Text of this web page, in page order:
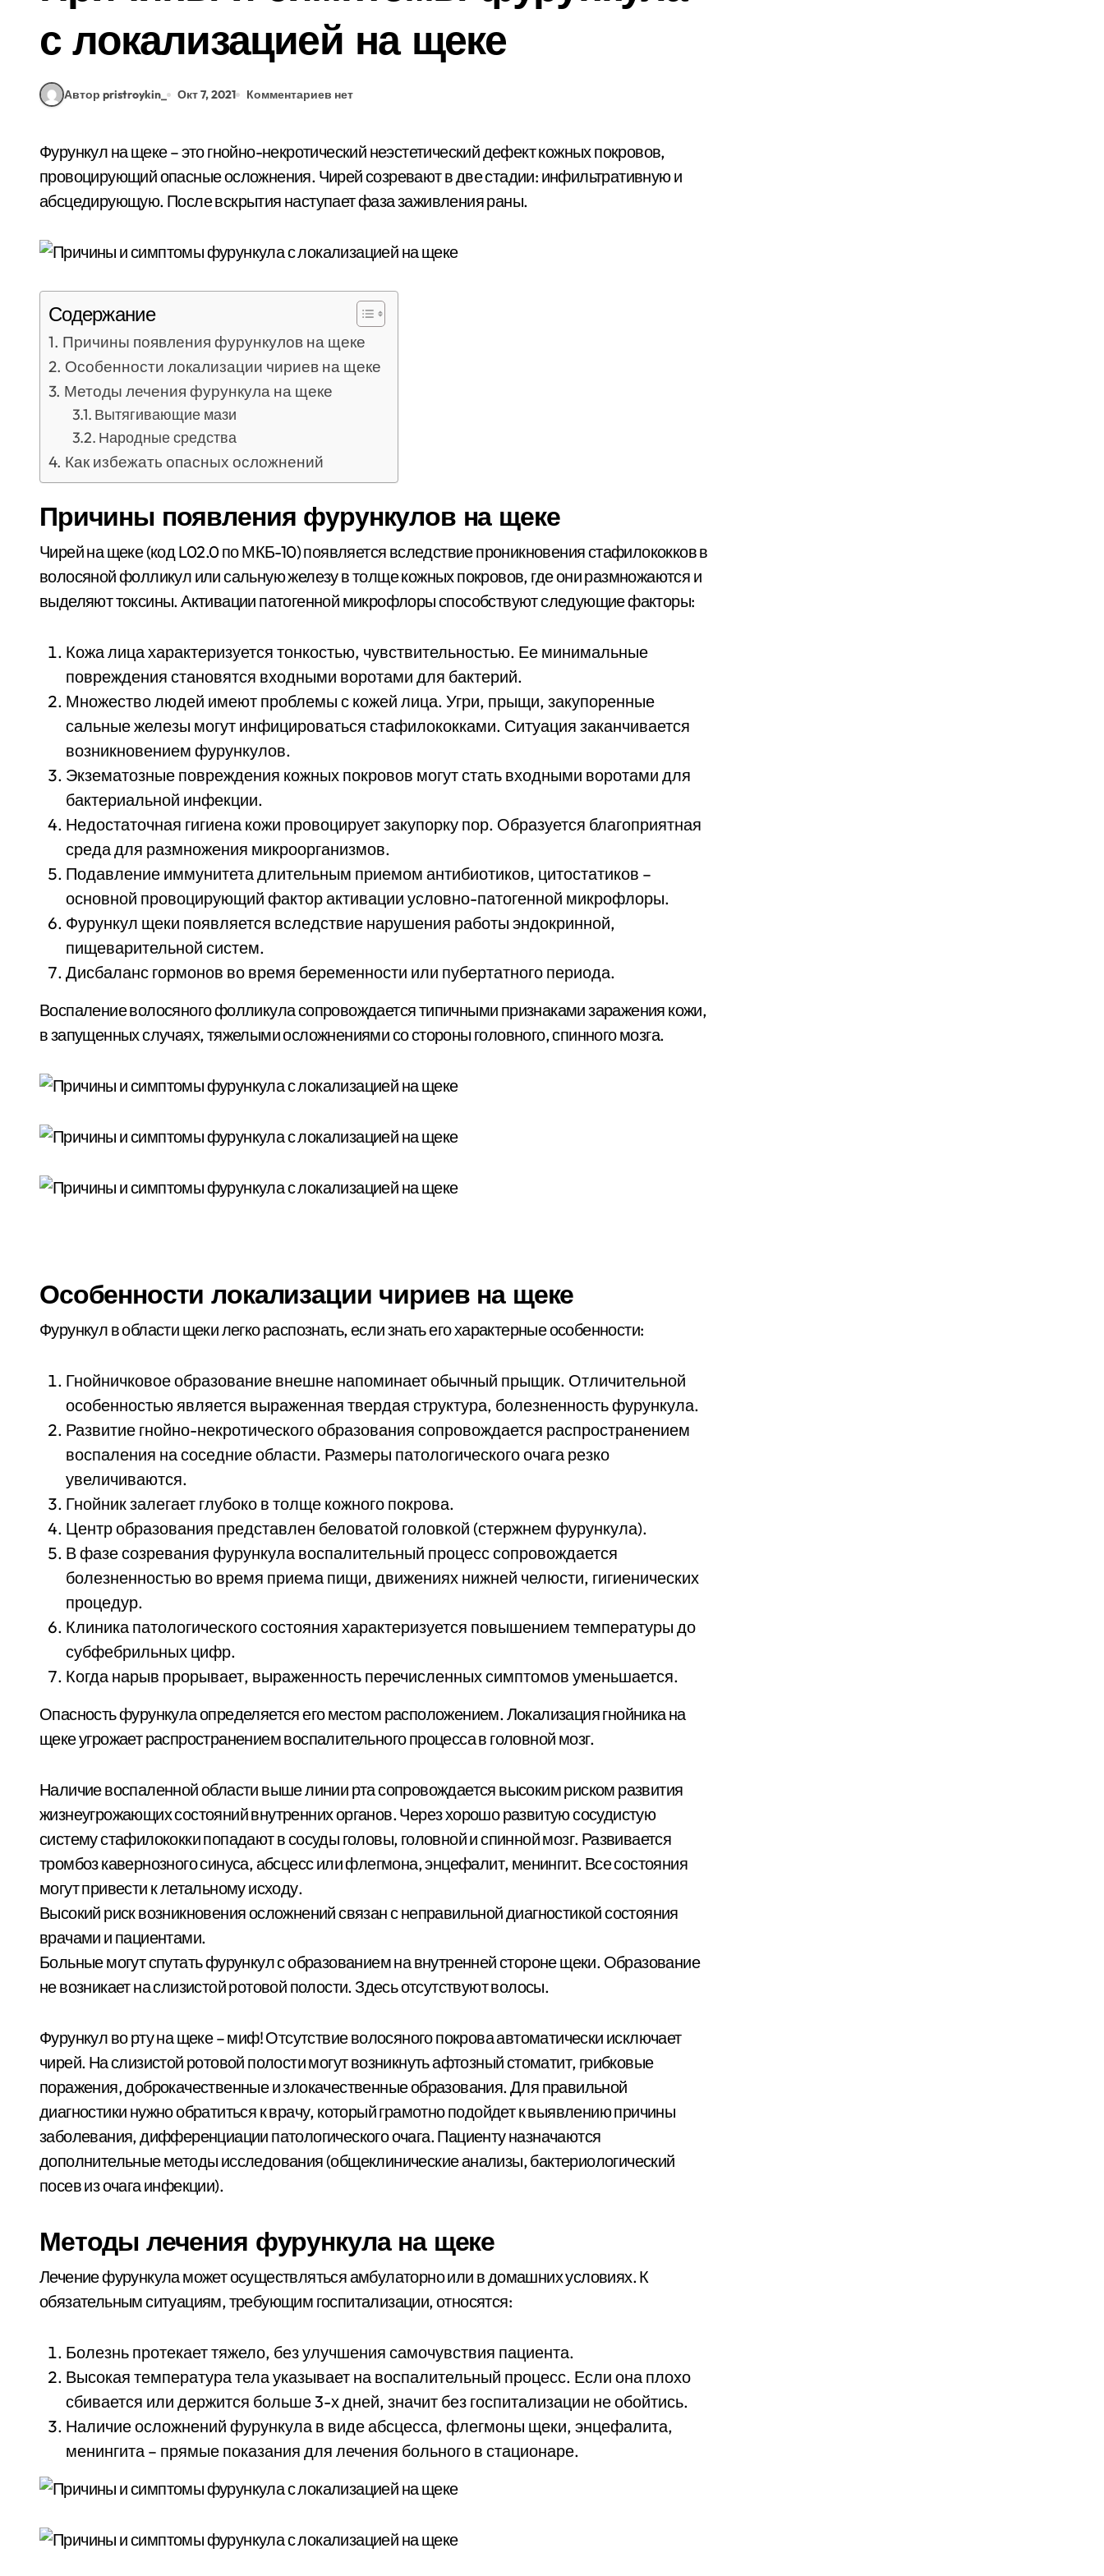
с локализацией на щеке
Автор pristroykin_ Окт 7, 2021 Комментариев нет
Фурункул на щеке – это гнойно-некротический неэстетический дефект кожных покровов,
провоцирующий опасные осложнения. Чирей созревают в две стадии: инфильтративную и
абсцедирующую. После вскрытия наступает фаза заживления раны.
Содержание
Причины появления фурункулов на щеке
Особенности локализации чириев на щеке
Методы лечения фурункула на щеке
Вытягивающие мази
Народные средства
Как избежать опасных осложнений
Причины появления фурункулов на щеке
Чирей на щеке (код L02.0 по МКБ-10) появляется вследствие проникновения стафилококков в
волосяной фолликул или сальную железу в толще кожных покровов, где они размножаются и
выделяют токсины. Активации патогенной микрофлоры способствуют следующие факторы:
Кожа лица характеризуется тонкостью, чувствительностью. Ее минимальные
повреждения становятся входными воротами для бактерий.
Множество людей имеют проблемы с кожей лица. Угри, прыщи, закупоренные
сальные железы могут инфицироваться стафилококками. Ситуация заканчивается
возникновением фурункулов.
Экзематозные повреждения кожных покровов могут стать входными воротами для
бактериальной инфекции.
Недостаточная гигиена кожи провоцирует закупорку пор. Образуется благоприятная
среда для размножения микроорганизмов.
Подавление иммунитета длительным приемом антибиотиков, цитостатиков –
основной провоцирующий фактор активации условно-патогенной микрофлоры.
Фурункул щеки появляется вследствие нарушения работы эндокринной,
пищеварительной систем.
Дисбаланс гормонов во время беременности или пубертатного периода.
Воспаление волосяного фолликула сопровождается типичными признаками заражения кожи,
в запущенных случаях, тяжелыми осложнениями со стороны головного, спинного мозга.
Особенности локализации чириев на щеке
Фурункул в области щеки легко распознать, если знать его характерные особенности:
Гнойничковое образование внешне напоминает обычный прыщик. Отличительной
особенностью является выраженная твердая структура, болезненность фурункула.
Развитие гнойно-некротического образования сопровождается распространением
воспаления на соседние области. Размеры патологического очага резко
увеличиваются.
Гнойник залегает глубоко в толще кожного покрова.
Центр образования представлен беловатой головкой (стержнем фурункула).
В фазе созревания фурункула воспалительный процесс сопровождается
болезненностью во время приема пищи, движениях нижней челюсти, гигиенических
процедур.
Клиника патологического состояния характеризуется повышением температуры до
субфебрильных цифр.
Когда нарыв прорывает, выраженность перечисленных симптомов уменьшается.
Опасность фурункула определяется его местом расположением. Локализация гнойника на
щеке угрожает распространением воспалительного процесса в головной мозг.
Наличие воспаленной области выше линии рта сопровождается высоким риском развития
жизнеугрожающих состояний внутренних органов. Через хорошо развитую сосудистую
систему стафилококки попадают в сосуды головы, головной и спинной мозг. Развивается
тромбоз кавернозного синуса, абсцесс или флегмона, энцефалит, менингит. Все состояния
могут привести к летальному исходу.
Высокий риск возникновения осложнений связан с неправильной диагностикой состояния
врачами и пациентами.
Больные могут спутать фурункул с образованием на внутренней стороне щеки. Образование
не возникает на слизистой ротовой полости. Здесь отсутствуют волосы.
Фурункул во рту на щеке – миф! Отсутствие волосяного покрова автоматически исключает
чирей. На слизистой ротовой полости могут возникнуть афтозный стоматит, грибковые
поражения, доброкачественные и злокачественные образования. Для правильной
диагностики нужно обратиться к врачу, который грамотно подойдет к выявлению причины
заболевания, дифференциации патологического очага. Пациенту назначаются
дополнительные методы исследования (общеклинические анализы, бактериологический
посев из очага инфекции).
Методы лечения фурункула на щеке
Лечение фурункула может осуществляться амбулаторно или в домашних условиях. К
обязательным ситуациям, требующим госпитализации, относятся:
Болезнь протекает тяжело, без улучшения самочувствия пациента.
Высокая температура тела указывает на воспалительный процесс. Если она плохо
сбивается или держится больше 3-х дней, значит без госпитализации не обойтись.
Наличие осложнений фурункула в виде абсцесса, флегмоны щеки, энцефалита,
менингита – прямые показания для лечения больного в стационаре.